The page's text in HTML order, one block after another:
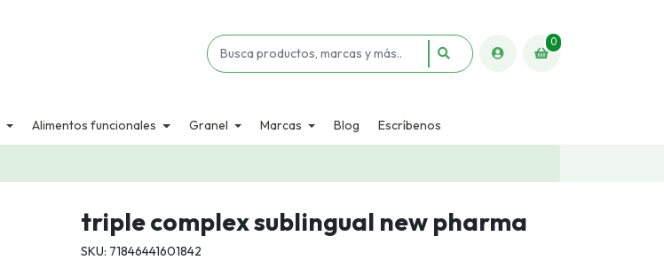
0
Alimentos funcionales Granel Marcas Blog Escríbenos
triple complex sublingual new pharma
SKU: 71846441601842